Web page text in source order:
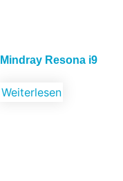
Mindray Resona i9
Weiterlesen